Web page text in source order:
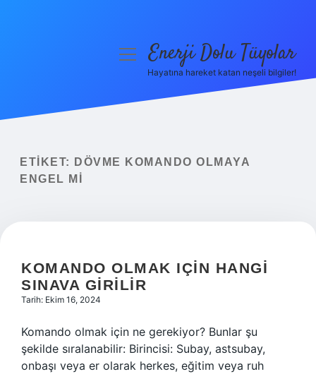
Yasal Uyarı
menüyüEnerji Dolu Tüyolar
Hayatına hareket katan neşeli bilgiler!
ETIKET:
DÖVME KOMANDO OLMAYA
ENGEL MI
KOMANDO OLMAK IÇIN HANGI
SINAVA GIRILIR
Tarih: Ekim 16, 2024
Komando olmak için ne gerekiyor? Bunlar şu
şekilde sıralanabilir: Birincisi: Subay, astsubay,
onbaşı veya er olarak herkes, eğitim veya ruh